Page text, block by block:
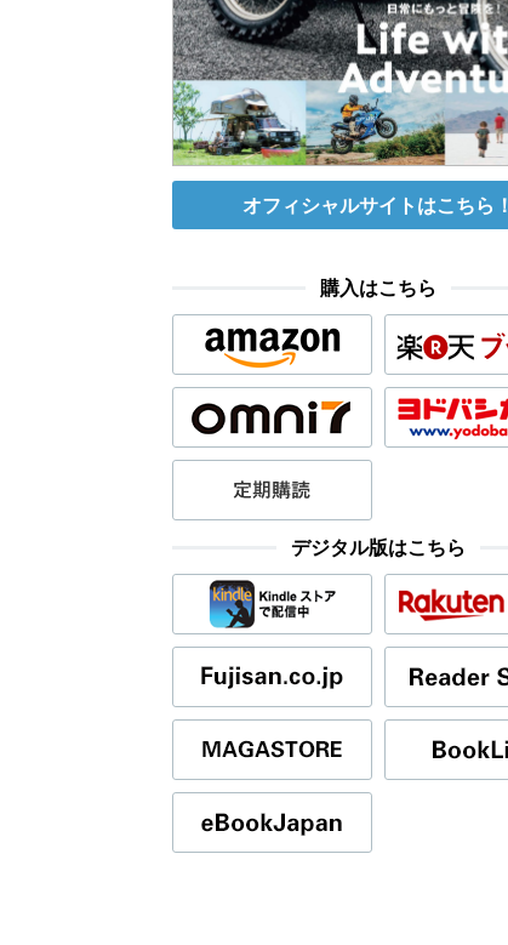
オフィシャルサイトはこちら！
購入はこちら
デジタル版はこちら